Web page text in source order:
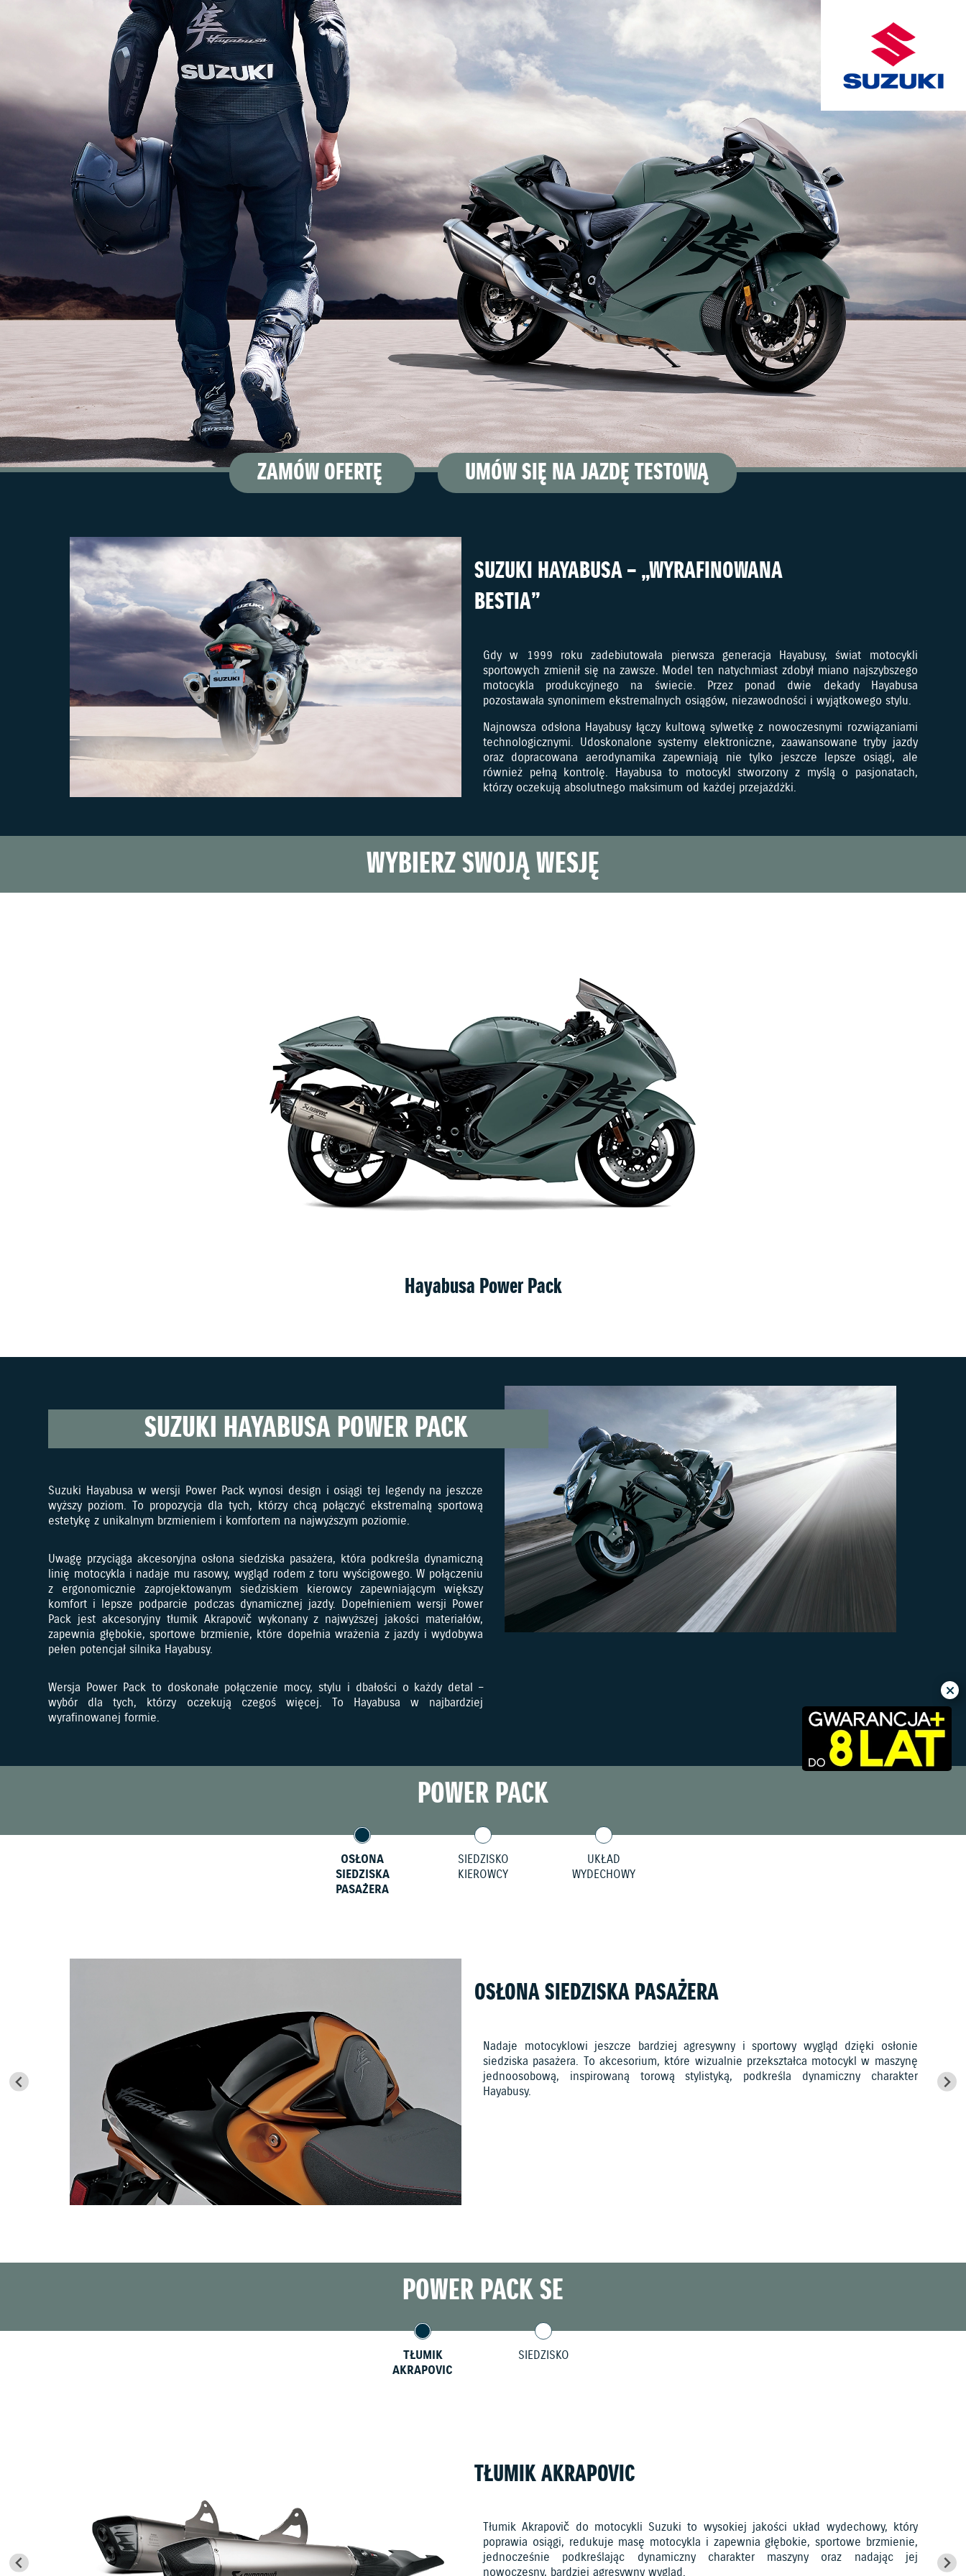
ZAMÓW OFERTĘ UMÓW SIĘ NA JAZDĘ TESTOWĄ
SUZUKI HAYABUSA – „WYRAFINOWANA
BESTIA”
Gdy w 1999 roku zadebiutowała pierwsza generacja Hayabusy, świat motocykli
sportowych zmienił się na zawsze. Model ten natychmiast zdobył miano najszybszego
motocykla produkcyjnego na świecie. Przez ponad dwie dekady Hayabusa
pozostawała synonimem ekstremalnych osiągów, niezawodności i wyjątkowego stylu.
Najnowsza odsłona Hayabusy łączy kultową sylwetkę z nowoczesnymi rozwiązaniami
technologicznymi. Udoskonalone systemy elektroniczne, zaawansowane tryby jazdy
oraz dopracowana aerodynamika zapewniają nie tylko jeszcze lepsze osiągi, ale
również pełną kontrolę. Hayabusa to motocykl stworzony z myślą o pasjonatach,
którzy oczekują absolutnego maksimum od każdej przejażdżki.
WYBIERZ SWOJĄ WESJĘ
Hayabusa Power Pack
SUZUKI HAYABUSA POWER PACK
Suzuki Hayabusa w wersji Power Pack wynosi design i osiągi tej legendy na jeszcze
wyższy poziom. To propozycja dla tych, którzy chcą połączyć ekstremalną sportową
estetykę z unikalnym brzmieniem i komfortem na najwyższym poziomie.
Uwagę przyciąga akcesoryjna osłona siedziska pasażera, która podkreśla dynamiczną
linię motocykla i nadaje mu rasowy, wygląd rodem z toru wyścigowego. W połączeniu
z ergonomicznie zaprojektowanym siedziskiem kierowcy zapewniającym większy
komfort i lepsze podparcie podczas dynamicznej jazdy. Dopełnieniem wersji Power
Pack jest akcesoryjny tłumik Akrapovič wykonany z najwyższej jakości materiałów,
zapewnia głębokie, sportowe brzmienie, które dopełnia wrażenia z jazdy i wydobywa
pełen potencjał silnika Hayabusy.
Wersja Power Pack to doskonałe połączenie mocy, stylu i dbałości o każdy detal –
wybór dla tych, którzy oczekują czegoś więcej. To Hayabusa w najbardziej
wyrafinowanej formie.
POWER PACK
OSŁONA
SIEDZISKA
PASAŻERA
SIEDZISKO
KIEROWCY
UKŁAD
WYDECHOWY
OSŁONA SIEDZISKA PASAŻERA
Nadaje motocyklowi jeszcze bardziej agresywny i sportowy wygląd dzięki osłonie
siedziska pasażera. To akcesorium, które wizualnie przekształca motocykl w maszynę
jednoosobową, inspirowaną torową stylistyką, podkreśla dynamiczny charakter
Hayabusy.
POWER PACK SE
TŁUMIK
AKRAPOVIC
SIEDZISKO
TŁUMIK AKRAPOVIC
Tłumik Akrapovič do motocykli Suzuki to wysokiej jakości układ wydechowy, który
poprawia osiągi, redukuje masę motocykla i zapewnia głębokie, sportowe brzmienie,
jednocześnie podkreślając dynamiczny charakter maszyny oraz nadając jej
nowoczesny, bardziej agresywny wygląd.